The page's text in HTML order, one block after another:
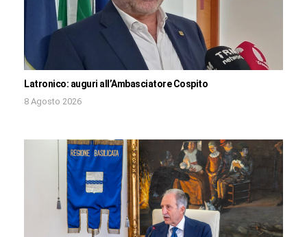
Latronico: auguri all’Ambasciatore Cospito
8 Agosto 2026